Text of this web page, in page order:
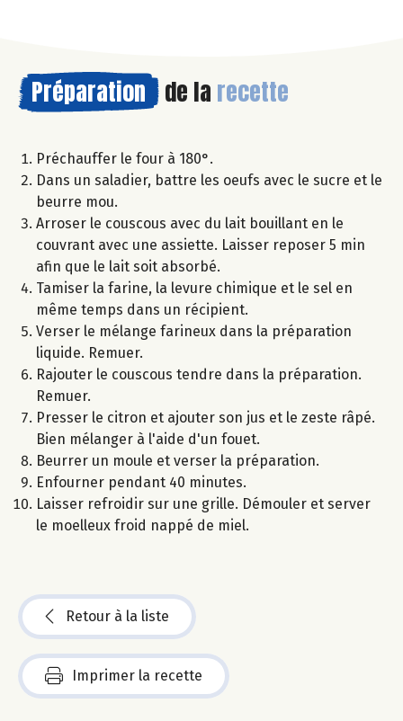
Préparation de la recette
Préchauffer le four à 180°.
Dans un saladier, battre les oeufs avec le sucre et le
beurre mou.
Arroser le couscous avec du lait bouillant en le
couvrant avec une assiette. Laisser reposer 5 min
afin que le lait soit absorbé.
Tamiser la farine, la levure chimique et le sel en
même temps dans un récipient.
Verser le mélange farineux dans la préparation
liquide. Remuer.
Rajouter le couscous tendre dans la préparation.
Remuer.
Presser le citron et ajouter son jus et le zeste râpé.
Bien mélanger à l'aide d'un fouet.
Beurrer un moule et verser la préparation.
Enfourner pendant 40 minutes.
Laisser refroidir sur une grille. Démouler et server
le moelleux froid nappé de miel.
Retour à la liste
Imprimer la recette